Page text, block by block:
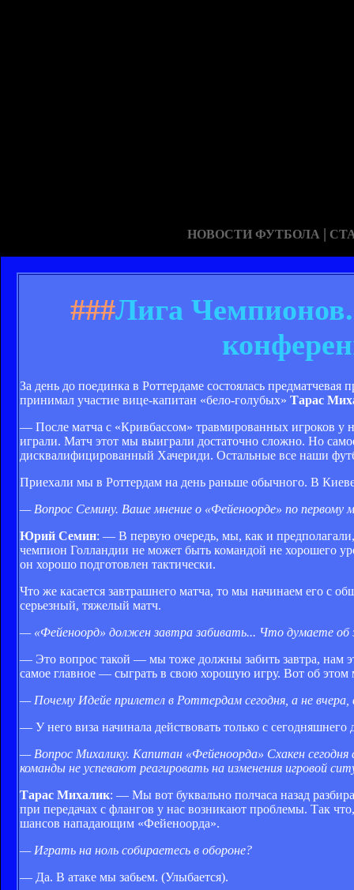
НОВОСТИ ФУТБОЛА |
###Лига
За день до поединка в Роттердаме состоялась
принимал участие вице-капитан «бело-голубых» Тарас
— После матча с «Кривбассом» травмированных игроков у
играли. Матч этот мы выиграли достаточно сложно. Но
дисквалифицированный Хачериди. Остальные все наши
Приехали мы в Роттердам на день раньше обычного. В
— Вопрос Семину. Ваше мнение о «Фейеноорде» по первому
Юрий Семин: — В первую очередь, мы, как и
чемпион Голландии не может быть командой не хорошего
он хорошо подготовлен тактически.
Что же касается завтрашнего матча, то мы начинаем его с
серьезный, тяжелый матч.
— «Фейеноорд» должен завтра забивать... Что думаете об
— Это вопрос такой — мы тоже должны забить завтра, нам
самое главное — сыграть в свою хорошую игру. Вот об
— Почему Идейе прилетел в Роттердам сегодня, а не вчера,
— У него виза начинала действовать только с сегодняшнего
— Вопрос Михалику. Капитан «Фейеноорда» Схакен
команды не успевают реагировать на изменения игровой
Тарас Михалик: — Мы вот буквально полчаса назад
при передачах с флангов у нас возникают проблемы. Так
шансов нападающим «Фейеноорда».
— Играть на ноль собираетесь в обороне?
— Да. В атаке мы забьем. (Улыбается).